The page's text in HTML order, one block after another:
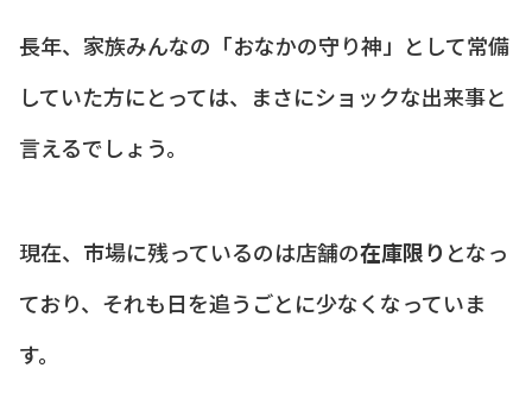
長年、家族みんなの「おなかの守り神」として常備
していた方にとっては、まさにショックな出来事と
言えるでしょう。
現在、市場に残っているのは店舗の在庫限り となっ
ており、それも日を追うごとに少なくなっていま
す。